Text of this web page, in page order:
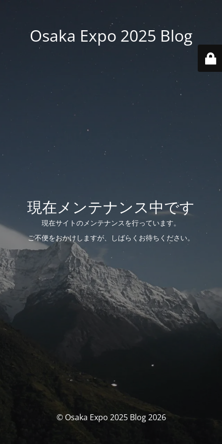
Osaka Expo 2025 Blog
現在メンテナンス中です
現在サイトのメンテナンスを行っています。
ご不便をおかけしますが、しばらくお待ちください。
© Osaka Expo 2025 Blog 2026